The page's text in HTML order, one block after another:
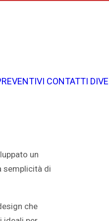
CONTATTI
un
semplicità di
che